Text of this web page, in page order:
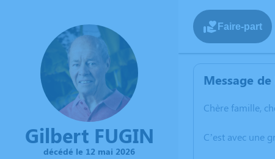
Gilbert FUGIN
décédé le 12 mai 2026
Faire-part
Message
Chère famille,
C’est avec une